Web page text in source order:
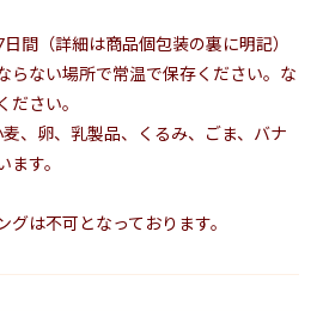
間（詳細は商品個包装の裏に明記）
らない場所で常温で保存ください。な
ださい。
、卵、乳製品、くるみ、ごま、バナ
す。
は不可となっております。